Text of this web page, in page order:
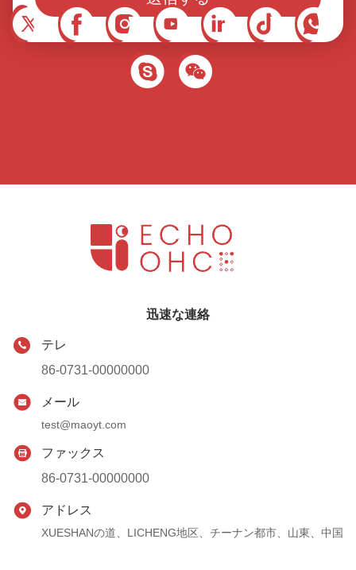
迅速な連絡
テレ
86-0731-00000000
メール
test@maoyt.com
ファックス
86-0731-00000000
アドレス
XUESHANの道、LICHENG地区、チーナン都市、山東、中国